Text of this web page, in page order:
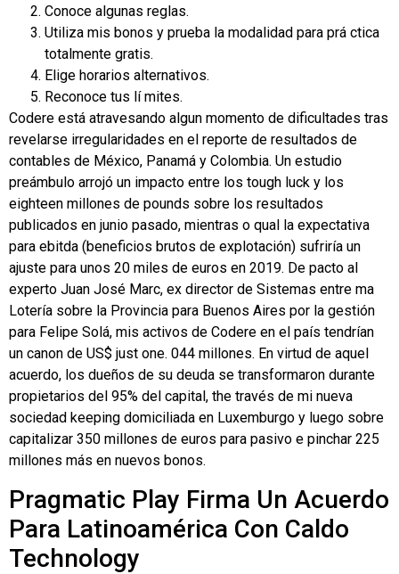
Conoce algunas reglas.
Utiliza mis bonos y prueba la modalidad para prá ctica
totalmente gratis.
Elige horarios alternativos.
Reconoce tus lí mites.
Codere está atravesando algun momento de dificultades tras
revelarse irregularidades en el reporte de resultados de
contables de México, Panamá y Colombia. Un estudio
preámbulo arrojó un impacto entre los tough luck y los
eighteen millones de pounds sobre los resultados
publicados en junio pasado, mientras o qual la expectativa
para ebitda (beneficios brutos de explotación) sufriría un
ajuste para unos 20 miles de euros en 2019. De pacto al
experto Juan José Marc, ex director de Sistemas entre ma
Lotería sobre la Provincia para Buenos Aires por la gestión
para Felipe Solá, mis activos de Codere en el país tendrían
un canon de US$ just one. 044 millones. En virtud de aquel
acuerdo, los dueños de su deuda se transformaron durante
propietarios del 95% del capital, the través de mi nueva
sociedad keeping domiciliada en Luxemburgo y luego sobre
capitalizar 350 millones de euros para pasivo e pinchar 225
millones más en nuevos bonos.
Pragmatic Play Firma Un Acuerdo
Para Latinoamérica Con Caldo
Technology